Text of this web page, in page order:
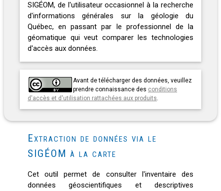
SIGÉOM, de l'utilisateur occasionnel à la recherche
d'informations générales sur la géologie du
Québec, en passant par le professionnel de la
géomatique qui veut comparer les technologies
d'accès aux données.
Avant de télécharger des données, veuillez
prendre connaissance des conditions
d'accès et d'utilisation rattachées aux produits.
Extraction de données via le
SIGÉOM à la carte
Cet outil permet de consulter l'inventaire des
données géoscientifiques et descriptives